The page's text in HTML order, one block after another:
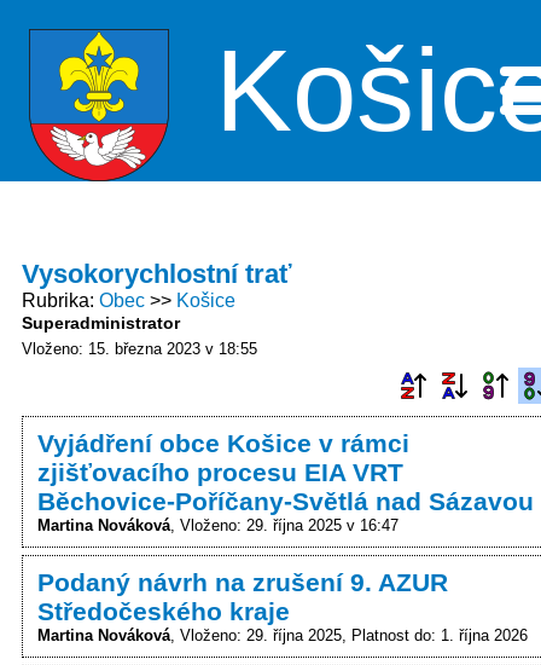
Vysokorychlostní trať
Rubrika Obec Košice
Superadministrator
Vloženo: 15. března 2023 v 18:55
Vyjádření obce Košice v rámci
zjišťovacího procesu EIA VRT
Běchovice-Poříčany-Světlá nad Sázavou
Martina Nováková Vloženo: 29. října 2025 v 16:47
Podaný návrh na zrušení 9. AZUR
Středočeského kraje
Martina Nováková Vloženo: 29. října 2025 Platnost do: 1. října 2026